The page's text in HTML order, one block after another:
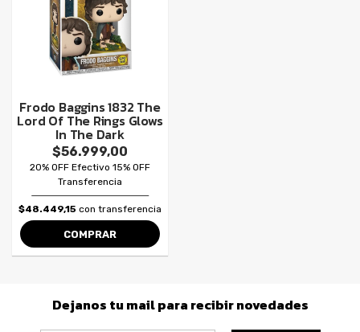
Frodo Baggins 1832 The
Lord Of The Rings Glows
In The Dark
$56.999,00
20% OFF Efectivo 15% OFF
Transferencia
$48.449,15 con transferencia
COMPRAR
Dejanos tu mail para recibir novedades